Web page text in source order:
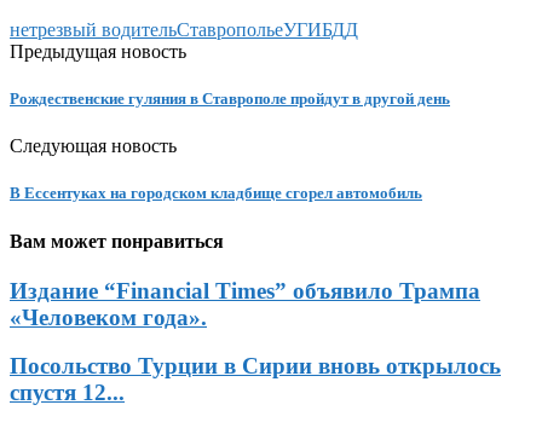
нетрезвый водительСтавропольеУГИБДД
Предыдущая новость
Рождественские гуляния в Ставрополе пройдут в другой день
Следующая новость
В Ессентуках на городском кладбище сгорел автомобиль
Вам может понравиться
Издание “Financial Times” объявило Трампа
«Человеком года».
Посольство Турции в Сирии вновь открылось
спустя 12...